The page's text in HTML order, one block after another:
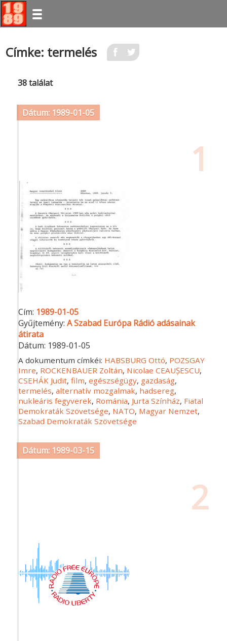
Ugrás
Címke: termelés
38 találat
Dátum: 1989-01-05
1
Cím: 1989-01-05
Gyűjtemény:A Szabad Európa Rádió adásainak
átirata
Dátum: 1989-01-05
A dokumentum címkéi: HABSBURG Ottó, POZSGAY
Imre, ROCKENBAUER Zoltán, Nicolae CEAUȘESCU,
CSEHÁK Judit,film,egészségügy, gazdaság,
termelés,alternatív mozgalmak, hadsereg,
nukleáris fegyverek, Románia, Jurta Színház, Fiatal
Demokraták Szövetsége, NATO, Magyar Nemzet,
Szabad Demokraták Szövetsége
Dátum: 1989-03-15
2